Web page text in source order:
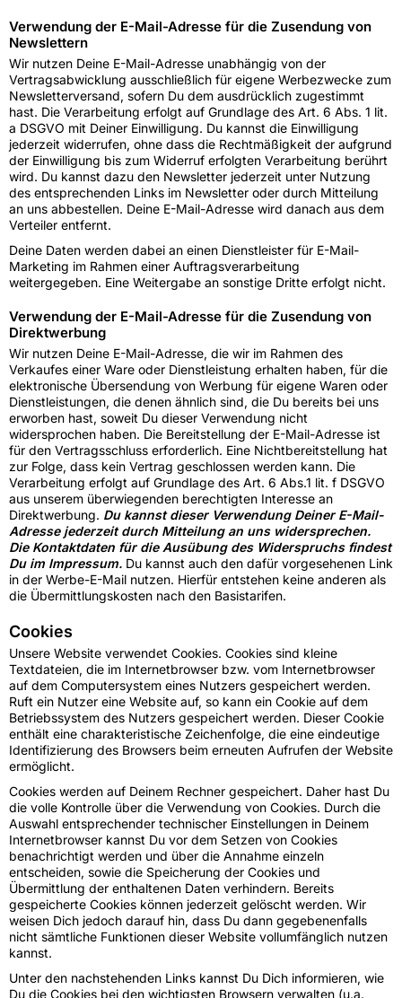
Verwendung der E-Mail-Adresse für die Zusendung von
Newslettern
Wir nutzen Deine E-Mail-Adresse unabhängig von der
Vertragsabwicklung ausschließlich für eigene Werbezwecke zum
Newsletterversand, sofern Du dem ausdrücklich zugestimmt
hast. Die Verarbeitung erfolgt auf Grundlage des Art. 6 Abs. 1 lit.
a DSGVO mit Deiner Einwilligung. Du kannst die Einwilligung
jederzeit widerrufen, ohne dass die Rechtmäßigkeit der aufgrund
der Einwilligung bis zum Widerruf erfolgten Verarbeitung berührt
wird. Du kannst dazu den Newsletter jederzeit unter Nutzung
des entsprechenden Links im Newsletter oder durch Mitteilung
an uns abbestellen. Deine E-Mail-Adresse wird danach aus dem
Verteiler entfernt.
Deine Daten werden dabei an einen Dienstleister für E-Mail-
Marketing im Rahmen einer Auftragsverarbeitung
weitergegeben. Eine Weitergabe an sonstige Dritte erfolgt nicht.
Verwendung der E-Mail-Adresse für die Zusendung von
Direktwerbung
Wir nutzen Deine E-Mail-Adresse, die wir im Rahmen des
Verkaufes einer Ware oder Dienstleistung erhalten haben, für die
elektronische Übersendung von Werbung für eigene Waren oder
Dienstleistungen, die denen ähnlich sind, die Du bereits bei uns
erworben hast, soweit Du dieser Verwendung nicht
widersprochen haben. Die Bereitstellung der E-Mail-Adresse ist
für den Vertragsschluss erforderlich. Eine Nichtbereitstellung hat
zur Folge, dass kein Vertrag geschlossen werden kann. Die
Verarbeitung erfolgt auf Grundlage des Art. 6 Abs.1 lit. f DSGVO
aus unserem überwiegenden berechtigten Interesse an
Direktwerbung. Du kannst dieser Verwendung Deiner E-Mail-
Adresse jederzeit durch Mitteilung an uns widersprechen.
Die Kontaktdaten für die Ausübung des Widerspruchs findest
Du im Impressum. Du kannst auch den dafür vorgesehenen Link
in der Werbe-E-Mail nutzen. Hierfür entstehen keine anderen als
die Übermittlungskosten nach den Basistarifen.
Cookies
Unsere Website verwendet Cookies. Cookies sind kleine
Textdateien, die im Internetbrowser bzw. vom Internetbrowser
auf dem Computersystem eines Nutzers gespeichert werden.
Ruft ein Nutzer eine Website auf, so kann ein Cookie auf dem
Betriebssystem des Nutzers gespeichert werden. Dieser Cookie
enthält eine charakteristische Zeichenfolge, die eine eindeutige
Identifizierung des Browsers beim erneuten Aufrufen der Website
ermöglicht.
Cookies werden auf Deinem Rechner gespeichert. Daher hast Du
die volle Kontrolle über die Verwendung von Cookies. Durch die
Auswahl entsprechender technischer Einstellungen in Deinem
Internetbrowser kannst Du vor dem Setzen von Cookies
benachrichtigt werden und über die Annahme einzeln
entscheiden, sowie die Speicherung der Cookies und
Übermittlung der enthaltenen Daten verhindern. Bereits
gespeicherte Cookies können jederzeit gelöscht werden. Wir
weisen Dich jedoch darauf hin, dass Du dann gegebenenfalls
nicht sämtliche Funktionen dieser Website vollumfänglich nutzen
kannst.
Unter den nachstehenden Links kannst Du Dich informieren, wie
Du die Cookies bei den wichtigsten Browsern verwalten (u.a.